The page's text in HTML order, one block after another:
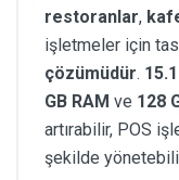
restoranlar,
işletmeler için
çözümüdür.
GB RAM ve 128
artırabilir, POS
şekilde